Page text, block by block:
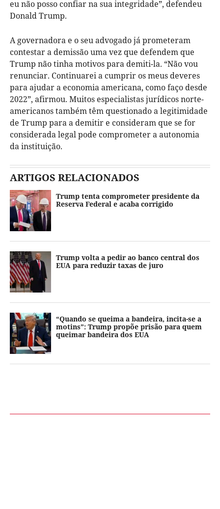
eu não posso confiar na sua integridade”, defendeu
Donald Trump.
A governadora e o seu advogado já prometeram
contestar a demissão uma vez que defendem que
Trump não tinha motivos para demiti-la. “Não vou
renunciar. Continuarei a cumprir os meus deveres
para ajudar a economia americana, como faço desde
2022”, afirmou. Muitos especialistas jurídicos norte-
americanos também têm questionado a legitimidade
de Trump para a demitir e consideram que se for
considerada legal pode comprometer a autonomia
da instituição.
ARTIGOS RELACIONADOS
Trump tenta comprometer presidente da
Reserva Federal e acaba corrigido
Trump volta a pedir ao banco central dos
EUA para reduzir taxas de juro
“Quando se queima a bandeira, incita-se a
motins”: Trump propõe prisão para quem
queimar bandeira dos EUA